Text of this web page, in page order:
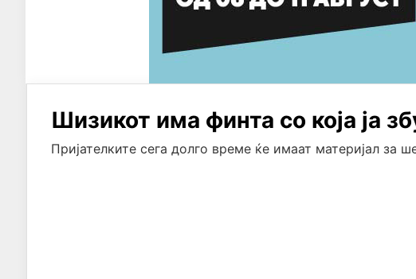
Шизикот има финта со која ја
Пријателките сега долго време ќе имаат материјал за